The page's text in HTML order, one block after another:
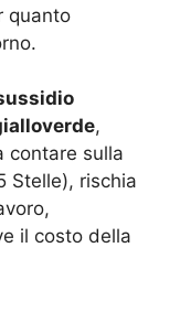
quanto
,
contare sulla
Stelle), rischia
il costo della